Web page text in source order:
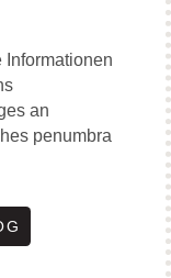
Informationen
an
penumbra